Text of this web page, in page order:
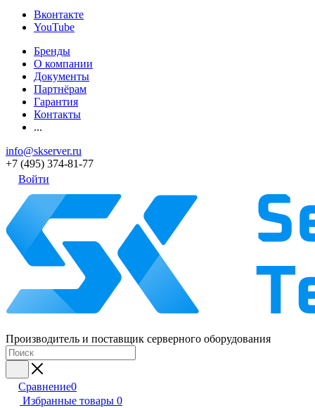
Вконтакте
YouTube
Бренды
О компании
Документы
Партнёрам
Гарантия
Контакты
...
info@skserver.ru
+7 (495) 374-81-77
Войти
Производитель и поставщик серверного оборудования
Сравнение0
Избранные товары 0